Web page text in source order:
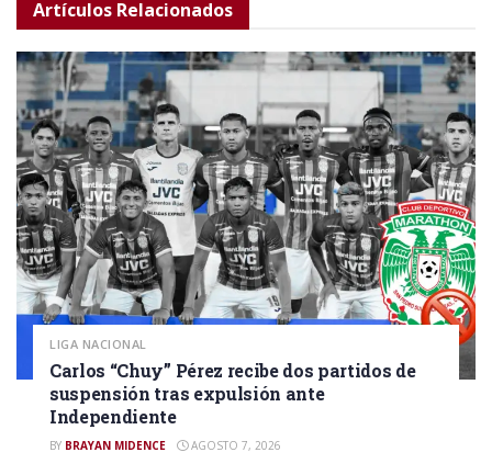
Artículos Relacionados
LIGA NACIONAL
Carlos “Chuy” Pérez recibe dos partidos de
suspensión tras expulsión ante
Independiente
BY BRAYAN MIDENCE AGOSTO 7, 2026